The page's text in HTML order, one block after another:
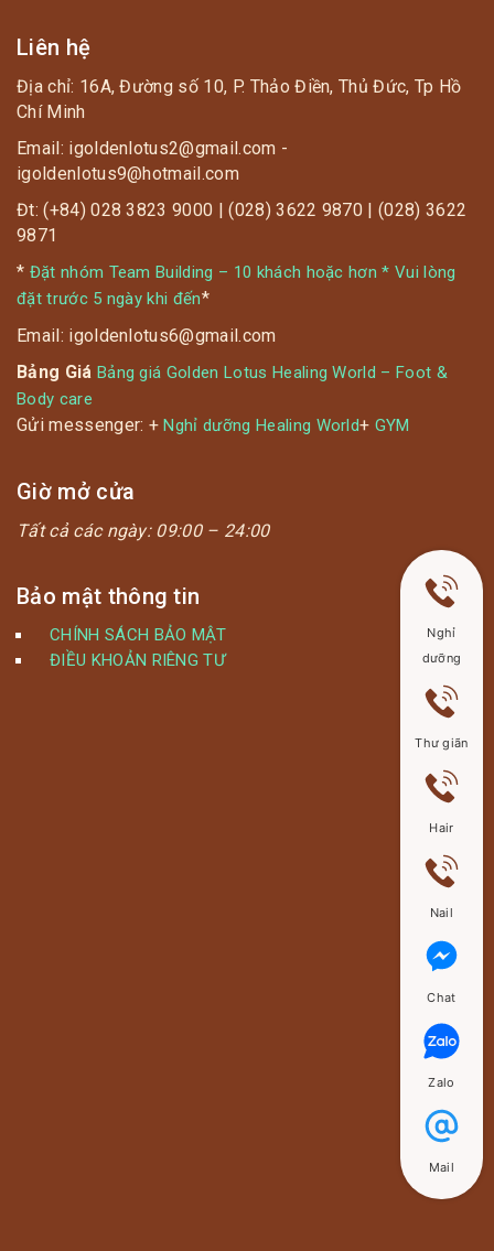
Liên hệ
Địa chỉ: 16A, Đường số 10, P. Thảo Điền, Thủ Đức, Tp Hồ
Chí Minh
Email: igoldenlotus2@gmail.com -
igoldenlotus9@hotmail.com
Đt: (+84) 028 3823 9000 | (028) 3622 9870 | (028) 3622
9871
* Đặt nhóm Team Building – 10 khách hoặc hơn * Vui lòng
đặt trước 5 ngày khi đến*
Email: igoldenlotus6@gmail.com
Bảng Giá Bảng giá Golden Lotus Healing World – Foot &
Body care
Gửi messenger: +Nghỉ dưỡng Healing World+ GYM
Giờ mở cửa
Tất cả các ngày: 09:00 – 24:00
Bảo mật thông tin
CHÍNH SÁCH BẢO MẬT
ĐIỀU KHOẢN RIÊNG TƯ
Nghỉ
dưỡng
Thư giãn
Hair
Nail
Chat
Zalo
Mail